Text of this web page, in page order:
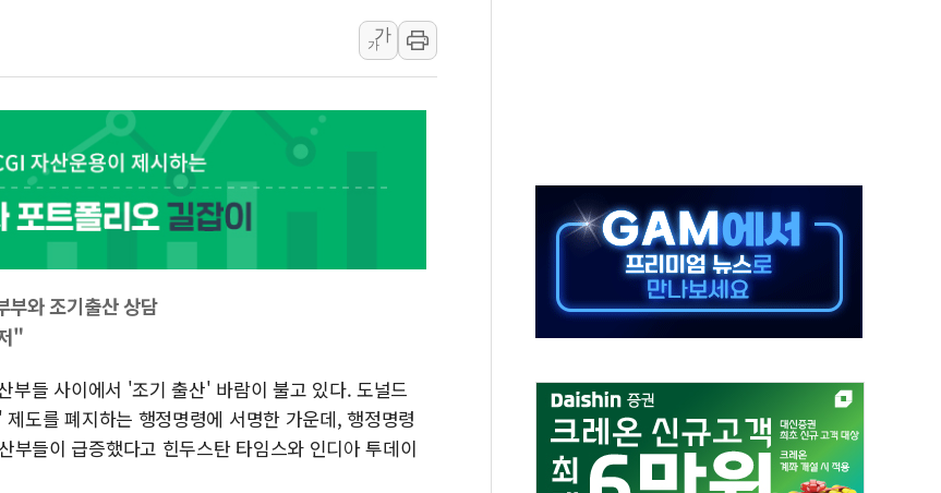
[AI 부동산 투데이] 특공 전략도 '극과 극'…생애최초만 경쟁 치열
[코인시황] 비트코인 6만4000달러대 횡보…고래·ETF 매수에도 고유가·금리·입법 지연 '삼중 부담'
'찜통더위'에 전력수요 역대 최고치 경신…한낮 총수요 104.3GW 기록
후티 반군, 예멘 정부군과 사우디 동시 공격… 위기 고조되는 또 다른 중동 화약고
42.5도 역대급 폭염…동물들도 특별식으로 여름나기 [뉴스핌 줌인]
경찰, 9월부터 '가족 사건' 못 맡는다…상피제 실시
포스코홀딩스, 포스코인터·DX 지분 일부 매각
태국 학교서 중학생 총기 난사...최소 7명 사망
가
가
부와 조기출산 상담
"
부들 사이에서 '조기 출산' 바람이 불고 있다. 도널드
도를 폐지하는 행정명령에 서명한 가운데, 행정명령
들이 급증했다고 힌두스탄 타임스와 인디아 투데이